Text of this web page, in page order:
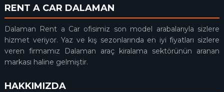
RENT A CAR DALAMAN
Dalaman Rent a Car ofisimiz son model arabalarıyla sizlere
hizmet veriyor. Yaz ve kış sezonlarında en iyi fiyatları sizlere
veren firmamız Dalaman araç kiralama sektörünün aranan
markası haline gelmiştir.
HAKKIMIZDA